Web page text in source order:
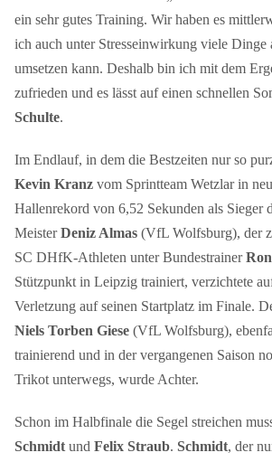
ein sehr gutes Training. Wir haben es
ich auch unter Stresseinwirkung viele Dinge
umsetzen kann. Deshalb bin ich mit dem
zufrieden und es lässt auf einen schnellen
Schulte.
Im Endlauf, in dem die Bestzeiten nur so
Kevin Kranz vom Sprintteam Wetzlar in
Hallenrekord von 6,52 Sekunden als Sieger
MeisterDeniz Almas(VfL Wolfsburg), der
SC DHfK-Athleten unter Bundestrainer
Stützpunkt in Leipzig trainiert, verzichtete
Verletzung auf seinen Startplatz im Finale.
Niels Torben Giese(VfL Wolfsburg),
trainierend und in der vergangenen Saison
Trikot unterwegs, wurde Achter.
Schon im Halbfinale die Segel streichen
Schmidtund Felix Straub. Schmidt, der